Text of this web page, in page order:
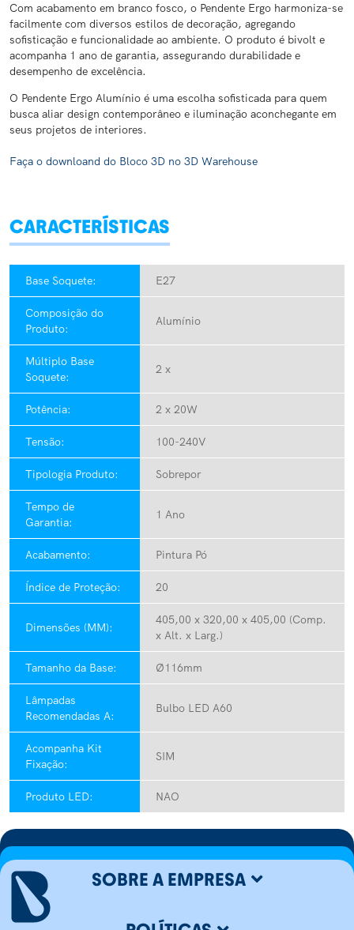
Com acabamento em branco fosco, o Pendente Ergo harmoniza-se
facilmente com diversos estilos de decoração, agregando
sofisticação e funcionalidade ao ambiente. O produto é bivolt e
acompanha 1 ano de garantia, assegurando durabilidade e
desempenho de excelência.
O Pendente Ergo Alumínio é uma escolha sofisticada para quem
busca aliar design contemporâneo e iluminação aconchegante em
seus projetos de interiores.
Faça o downloand do Bloco 3D no 3D Warehouse
CARACTERÍSTICAS
Base Soquete: E27
Composição do
Produto:
Alumínio
Múltiplo Base
Soquete:
2 x
Potência: 2 x 20W
Tensão: 100-240V
Tipologia Produto: Sobrepor
Tempo de
Garantia:
1 Ano
Acabamento: Pintura Pó
Índice de Proteção: 20
Dimensões (MM):
405,00 x 320,00 x 405,00 (Comp.
x Alt. x Larg.)
Tamanho da Base: Ø116mm
Lâmpadas
Recomendadas A:
Bulbo LED A60
Acompanha Kit
Fixação:
SIM
Produto LED: NAO
SOBRE A EMPRESA